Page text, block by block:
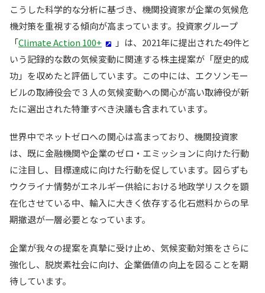
こうした科学的な分析に基づき、機関投資家が企業の気候危
機対策を重視する傾向が高まっています。投資家グループ
「Climate Action 100+
」は、2021年に提出された49件と
いう記録的な数の気候変動に関連する株主提案が「歴史的成
功」を収めたと評価しています。この中には、エクソンモー
ビルの取締役会で３人の気候変動への関心が高い取締役が新
たに選出された特筆すべき決議も含まれています。
世界中でネットゼロへの関心は高まっており、機関投資家
は、既に金融機関や企業のゼロ・エミッションに向けた行動
に注目し、目標達成に向けた行動を促しています。図らずも
ウクライナ情勢がエネルギー供給における地政学リスクを顕
在化させている中、輸入に大きく依存する化石燃料からの早
期撤退が一層必要となっています。
企業が我々の提案を真摯に受け止め、気候変動対策をさらに
強化し、脱炭素社会に向け、企業価値の向上を図ることを期
待しています。